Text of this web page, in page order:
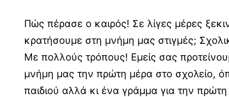
Πώς πέρασε ο καιρός! Σε λίγες μέρες
κρατήσουμε στη μνήμη μας στιγμές;
Με πολλούς τρόπους! Εμείς σας
μνήμη μας την πρώτη μέρα στο σχολείο,
παιδιού αλλά κι ένα γράμμα για την